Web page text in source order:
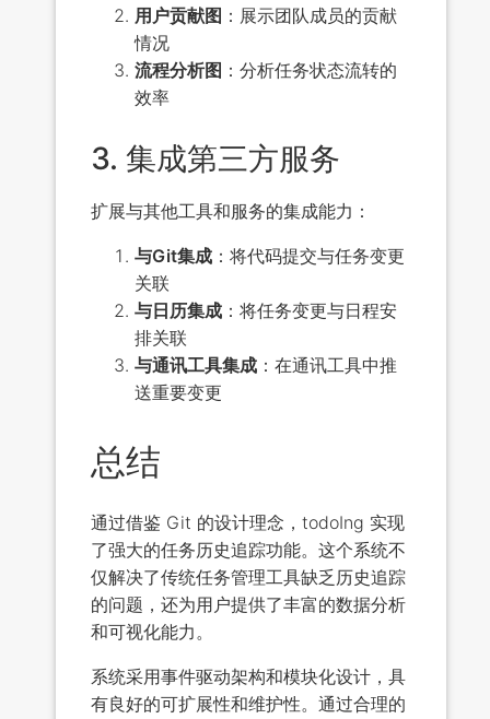
用户贡献图 ：展示团队成员的贡献
情况
流程分析图 ：分析任务状态流转的
效率
3. 集成第三方服务
扩展与其他工具和服务的集成能力：
与Git集成 ：将代码提交与任务变更
关联
与日历集成 ：将任务变更与日程安
排关联
与通讯工具集成 ：在通讯工具中推
送重要变更
总结
通过借鉴 Git 的设计理念，todoIng 实现
了强大的任务历史追踪功能。这个系统不
仅解决了传统任务管理工具缺乏历史追踪
的问题，还为用户提供了丰富的数据分析
和可视化能力。
系统采用事件驱动架构和模块化设计，具
有良好的可扩展性和维护性。通过合理的